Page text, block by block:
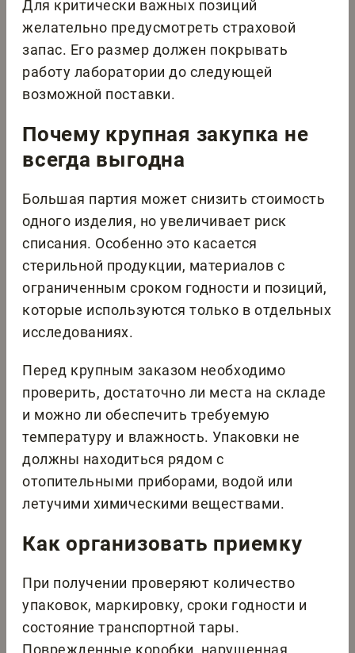
Для критически важных позиций
желательно предусмотреть страховой
запас. Его размер должен покрывать
работу лаборатории до следующей
возможной поставки.
Почему крупная закупка не
всегда выгодна
Большая партия может снизить стоимость
одного изделия, но увеличивает риск
списания. Особенно это касается
стерильной продукции, материалов с
ограниченным сроком годности и позиций,
которые используются только в отдельных
исследованиях.
Перед крупным заказом необходимо
проверить, достаточно ли места на складе
и можно ли обеспечить требуемую
температуру и влажность. Упаковки не
должны находиться рядом с
отопительными приборами, водой или
летучими химическими веществами.
Как организовать приемку
При получении проверяют количество
упаковок, маркировку, сроки годности и
состояние транспортной тары.